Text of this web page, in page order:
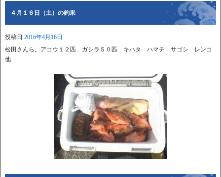
４月１６日（土）の釣果
投稿日 2016年4月16日
松田さんら。アコウ１２匹 ガシラ５０匹 キハタ ハマチ サゴシ レンコ
他